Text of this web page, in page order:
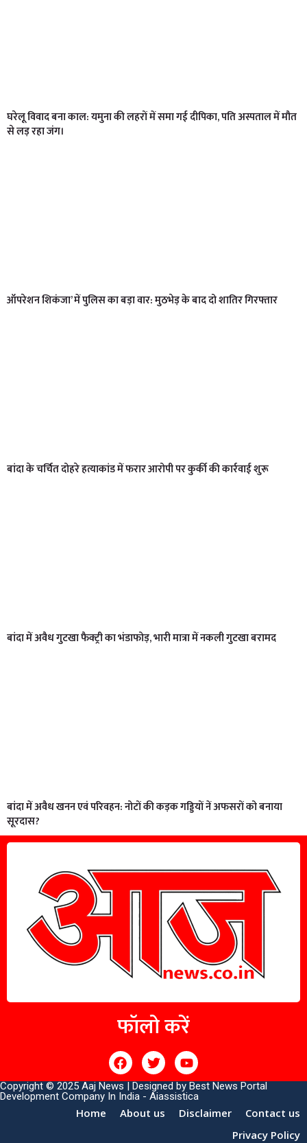
घरेलू विवाद बना काल: यमुना की लहरों में समा गई दीपिका, पति अस्पताल में मौत
से लड़ रहा जंग।
ऑपरेशन शिकंजा’ में पुलिस का बड़ा वार: मुठभेड़ के बाद दो शातिर गिरफ्तार
बांदा के चर्चित दोहरे हत्याकांड में फरार आरोपी पर कुर्की की कार्रवाई शुरू
बांदा में अवैध गुटखा फैक्ट्री का भंडाफोड़, भारी मात्रा में नकली गुटखा बरामद
बांदा में अवैध खनन एवं परिवहन: नोटों की कड़क गड्डियों नें अफसरों को बनाया
सूरदास?
फॉलो करें
Copyright © 2025 Aaj News | Designed by Best News Portal
Development Company In India - Aiassistica
Home About us Disclaimer
Contact us
Privacy Policy